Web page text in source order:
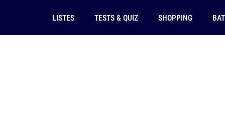
LISTES TESTS & QUIZ SHOPPING